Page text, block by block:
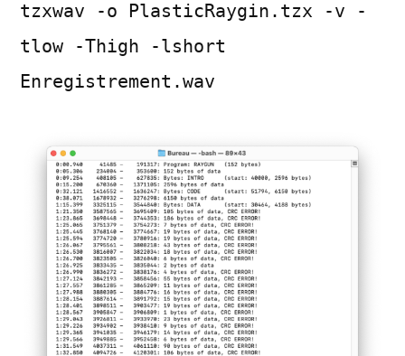
tzxwav -o PlasticRaygin.tzx -v -
tlow -Thigh -lshort
Enregistrement.wav